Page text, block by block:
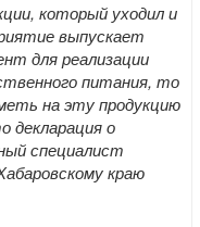
который уходил и
выпускает
для реализации
питания, то
на эту продукцию
о
специалист
краю